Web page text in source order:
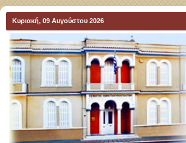
Κυριακή, 09 Αυγούστου 2026